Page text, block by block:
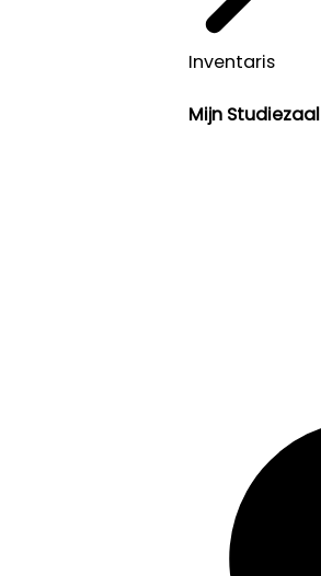
Inventaris
Mijn Studiezaal